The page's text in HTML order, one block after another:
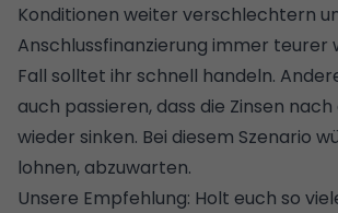
Konditionen weiter verschlechtern
Anschlussfinanzierung immer teurer
Fall solltet ihr schnell handeln.
auch passieren, dass die Zinsen
wieder sinken. Bei diesem Szenario
lohnen, abzuwarten.
Unsere Empfehlung: Holt euch so